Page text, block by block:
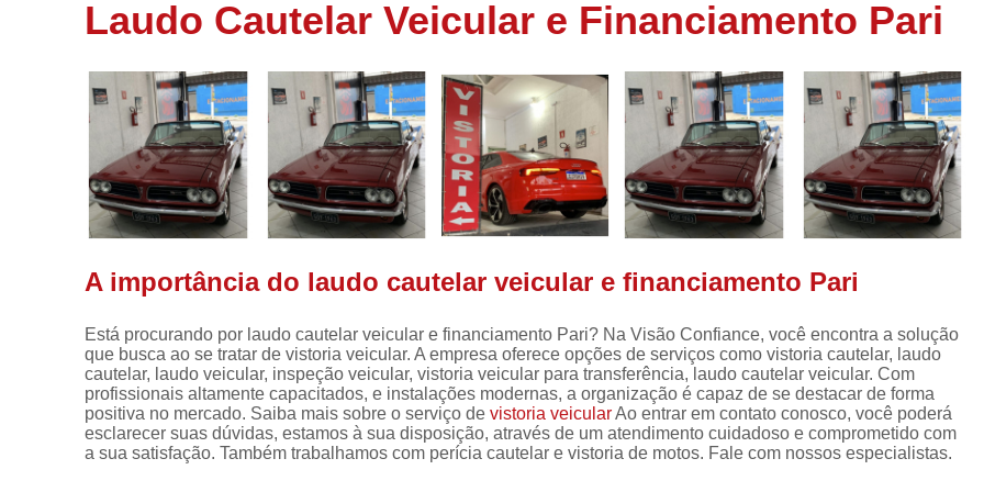
de veículos
Perícia
cautelar
Vistoria
Vistoria
carros
cautelar
veicular
Vistorias
para motos
Inspeção Veicular Completa
Inspeção Veicular Carros Novos
Inspeção Veicular
Inspeção Veicular para
Laudo Cautelar de
Laudo Cautelar para Carros Fiat
Laudo Cautelar para Veículos
Laudo Cautelar Veicular
Laudo Veicular para
Empresa de Laudo Cautelar
Laudo Cautelar Automotivo
Laudo Cautelar Veicular e Financiamento Pari
A importância do laudo cautelar veicular e financiamento Pari
Está procurando por laudo cautelar veicular e financiamento Pari? Na Visão Confiance, você encontra a solução
que busca ao se tratar de vistoria veicular. A empresa oferece opções de serviços como vistoria cautelar, laudo
cautelar, laudo veicular, inspeção veicular, vistoria veicular para transferência, laudo cautelar veicular. Com
profissionais altamente capacitados, e instalações modernas, a organização é capaz de se destacar de forma
positiva no mercado. Saiba mais sobre o serviço devistoria veicularAo entrar em contato conosco, você poderá
esclarecer suas dúvidas, estamos à sua disposição, através de um atendimento cuidadoso e comprometido com
a sua satisfação. Também trabalhamos com perícia cautelar e vistoria de motos. Fale com nossos especialistas.